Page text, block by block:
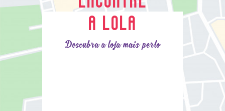
A LOLA
Descubra a loja mais perto